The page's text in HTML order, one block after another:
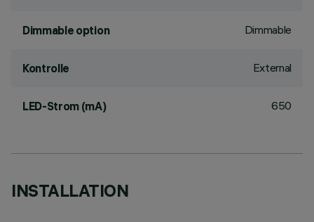
Dimmable option Dimmable
Kontrolle External
LED-Strom (mA) 650
INSTALLATION